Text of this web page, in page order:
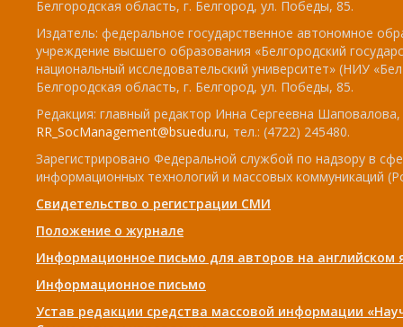
Белгородская область, г. Белгород, ул. Победы, 85.
Издатель: федеральное государственное автономное
учреждение высшего образования «Белгородский
национальный исследовательский университет» (НИУ
Белгородская область, г. Белгород, ул. Победы, 85.
Редакция: главный редактор Инна Сергеевна
RR_SocManagement@bsuedu.ru, тел.: (4722) 245480.
Зарегистрировано Федеральной службой по надзору в
информационных технологий и массовых коммуникаций
Свидетельство о регистрации СМИ
Положение о журнале
Информационное письмо для авторов на английском
Информационное письмо
Устав редакции средства массовой информации